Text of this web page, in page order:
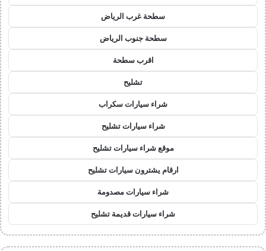
سطحة غرب الرياض
سطحة جنوب الرياض
اقرب سطحة
تشليح
شراء سيارات سكراب
شراء سيارات تشليح
موقع شراء سيارات تشليح
ارقام يشترون سيارات تشليح
شراء سيارات مصدومة
شراء سيارات قديمة تشليح